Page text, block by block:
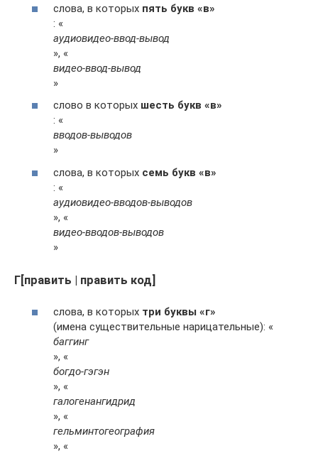
слова, в которых пять букв «в»
: «
аудиовидео-ввод-вывод
», «
видео-ввод-вывод
»
слово в которых шесть букв «в»
: «
вводов-выводов
»
слова, в которых семь букв «в»
: «
аудиовидео-вводов-выводов
», «
видео-вводов-выводов
»
Г[править | править код]
слова, в которых три буквы «г»
(имена существительные нарицательные): «
баггинг
», «
богдо-гэгэн
», «
галогенангидрид
», «
гельминтогеография
», «